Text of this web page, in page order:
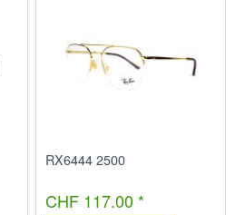
RX6444 2500
CHF 117.00 *